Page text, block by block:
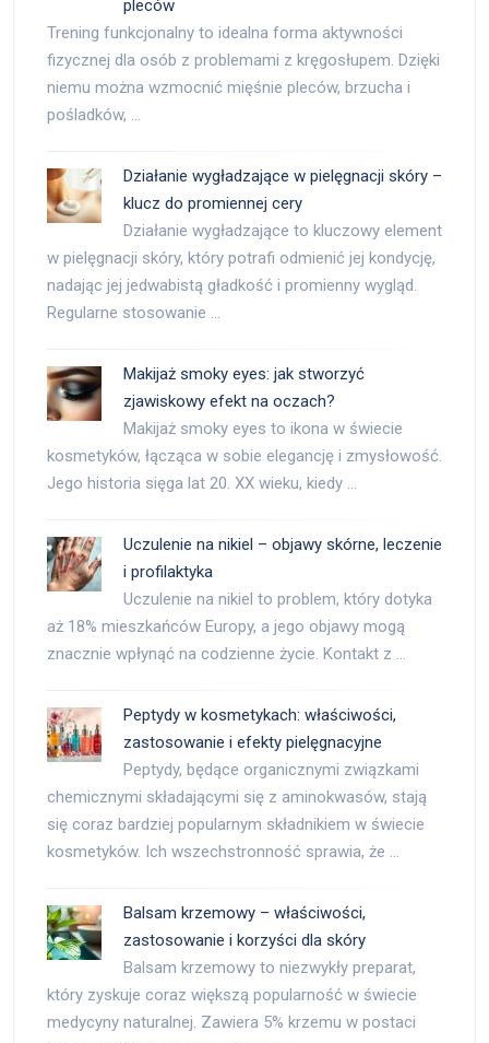
pleców
Trening funkcjonalny to idealna forma aktywności
fizycznej dla osób z problemami z kręgosłupem. Dzięki
niemu można wzmocnić mięśnie pleców, brzucha i
pośladków, …
Działanie wygładzające w pielęgnacji skóry –
klucz do promiennej cery
Działanie wygładzające to kluczowy element
w pielęgnacji skóry, który potrafi odmienić jej kondycję,
nadając jej jedwabistą gładkość i promienny wygląd.
Regularne stosowanie …
Makijaż smoky eyes: jak stworzyć
zjawiskowy efekt na oczach?
Makijaż smoky eyes to ikona w świecie
kosmetyków, łącząca w sobie elegancję i zmysłowość.
Jego historia sięga lat 20. XX wieku, kiedy …
Uczulenie na nikiel – objawy skórne, leczenie
i profilaktyka
Uczulenie na nikiel to problem, który dotyka
aż 18% mieszkańców Europy, a jego objawy mogą
znacznie wpłynąć na codzienne życie. Kontakt z …
Peptydy w kosmetykach: właściwości,
zastosowanie i efekty pielęgnacyjne
Peptydy, będące organicznymi związkami
chemicznymi składającymi się z aminokwasów, stają
się coraz bardziej popularnym składnikiem w świecie
kosmetyków. Ich wszechstronność sprawia, że …
Balsam krzemowy – właściwości,
zastosowanie i korzyści dla skóry
Balsam krzemowy to niezwykły preparat,
który zyskuje coraz większą popularność w świecie
medycyny naturalnej. Zawiera 5% krzemu w postaci